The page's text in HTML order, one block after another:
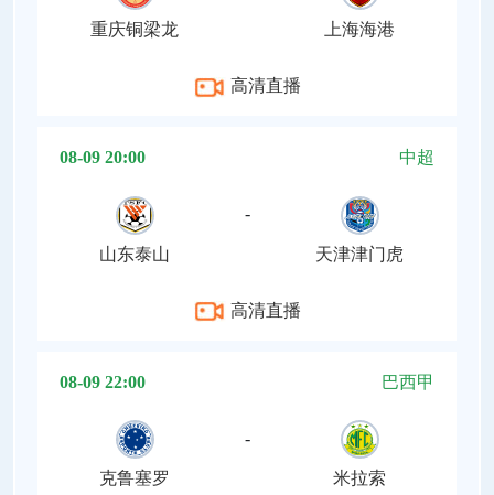
重庆铜梁龙 上海海港
高清直播
08-09 20:00 中超
山东泰山
-
天津津门虎
高清直播
08-09 22:00 巴西甲
克鲁塞罗
-
米拉索